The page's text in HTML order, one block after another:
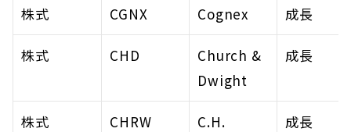
株式 CGNX Cognex 成長
株式 CHD
Church &
Dwight
成長
株式 CHRW
C.H.
成長